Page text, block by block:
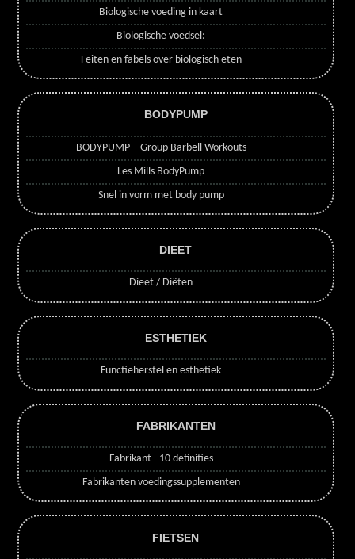
Biologische voeding in kaart
Biologische voedsel:
Feiten en fabels over biologisch eten
BODYPUMP
BODYPUMP – Group Barbell Workouts
Les Mills BodyPump
Snel in vorm met body pump
DIEET
Dieet / Diëten
ESTHETIEK
Functieherstel en esthetiek
FABRIKANTEN
Fabrikant - 10 definities
Fabrikanten voedingssupplementen
FIETSEN